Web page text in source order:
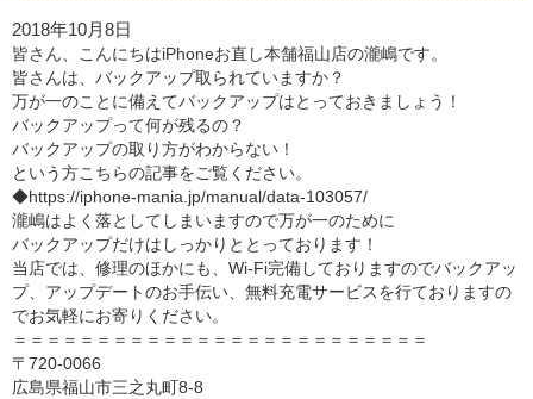
2018年10月8日
皆さん、こんにちはiPhoneお直し本舗福山店の瀧嶋です。
皆さんは、バックアップ取られていますか？
万が一のことに備えてバックアップはとっておきましょう！
バックアップって何が残るの？
バックアップの取り方がわからない！
という方こちらの記事をご覧ください。
◆https://iphone-mania.jp/manual/data-103057/
瀧嶋はよく落としてしまいますので万が一のために
バックアップだけはしっかりととっております！
当店では、修理のほかにも、Wi-Fi完備しておりますのでバックアッ
プ、アップデートのお手伝い、無料充電サービスを行ておりますの
でお気軽にお寄りください。
＝＝＝＝＝＝＝＝＝＝＝＝＝＝＝＝＝＝＝＝＝＝＝＝＝
〒720-0066
広島県福山市三之丸町8‐8